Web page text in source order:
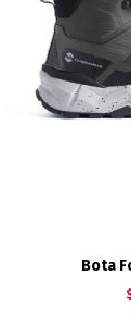
Bota
$